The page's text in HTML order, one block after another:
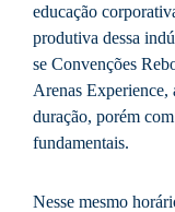
educação
produtiva dessa
se Convenções
Arenas Experience,
duração, porém
fundamentais.
Nesse mesmo